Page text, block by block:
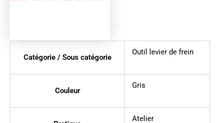
Catégorie / Sous catégorie
Outil levier de frein
Couleur
Gris
Atelier